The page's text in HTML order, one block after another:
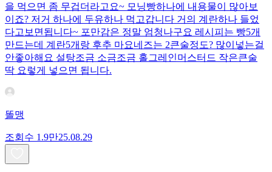
을 먹으면 좀 무겁더라고요~ 모닝빵하나에 내용물이 많아보
이죠? 저거 하나에 두유하나 먹고갑니다 거의 계란하나 들었
다고보면됩니다~ 포만감은 정말 엄청나구요 레시피는 빵5개
만드는데 계란5개랑 후추 마요네즈는 2큰술정도? 많이넣는걸
안좋아해요 설탕조금 소금조금 홀그레인머스터드 작은큰술
딱 요렇게 넣으면 됩니다.
똘맹
조회수 1.9만25.08.29